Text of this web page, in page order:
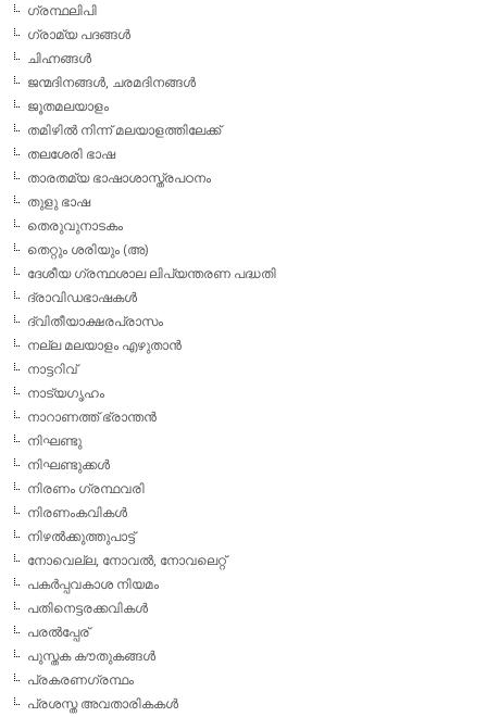
ഗ്രന്ഥലിപി
ഗ്രാമ്യ പദങ്ങള്‍
ചിഹ്നങ്ങള്‍
ജന്മദിനങ്ങള്‍, ചരമദിനങ്ങള്‍
ജൂതമലയാളം
തമിഴില്‍ നിന്ന് മലയാളത്തിലേക്ക്
തലശേരി ഭാഷ
താരതമ്യ ഭാഷാശാസ്ത്രപഠനം
തുളു ഭാഷ
തെരുവുനാടകം
തെറ്റും ശരിയും (അ)
ദേശീയ ഗ്രന്ഥശാല ലിപ്യന്തരണ പദ്ധതി
ദ്രാവിഡഭാഷകള്‍
ദ്വിതീയാക്ഷരപ്രാസം
നല്ല മലയാളം എഴുതാന്‍
നാട്ടറിവ്
നാട്യഗൃഹം
നാറാണത്ത് ഭ്രാന്തന്‍
നിഘണ്ടു
നിഘണ്ടുക്കള്‍
നിരണം ഗ്രന്ഥവരി
നിരണംകവികള്‍
നിഴല്‍ക്കുത്തുപാട്ട്
നോവെല്ല, നോവല്‍, നോവലെറ്റ്
പകര്‍പ്പവകാശ നിയമം
പതിനെട്ടരക്കവികള്‍
പരല്‍പ്പേര്
പുസ്തക കൗതുകങ്ങള്‍
പ്രകരണഗ്രന്ഥം
പ്രശസ്ത അവതാരികകള്‍